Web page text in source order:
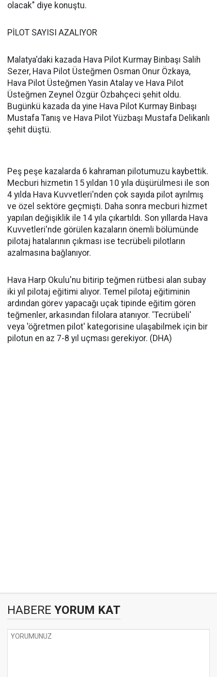
olacak" diye konuştu.
PİLOT SAYISI AZALIYOR
Malatya'daki kazada Hava Pilot Kurmay Binbaşı Salih
Sezer, Hava Pilot Üsteğmen Osman Onur Özkaya,
Hava Pilot Üsteğmen Yasin Atalay ve Hava Pilot
Üsteğmen Zeynel Özgür Özbahçeci şehit oldu.
Bugünkü kazada da yine Hava Pilot Kurmay Binbaşı
Mustafa Tanış ve Hava Pilot Yüzbaşı Mustafa Delikanlı
şehit düştü.
Peş peşe kazalarda 6 kahraman pilotumuzu kaybettik.
Mecburi hizmetin 15 yıldan 10 yıla düşürülmesi ile son
4 yılda Hava Kuvvetleri'nden çok sayıda pilot ayrılmış
ve özel sektöre geçmişti. Daha sonra mecburi hizmet
yapılan değişiklik ile 14 yıla çıkartıldı. Son yıllarda Hava
Kuvvetleri'nde görülen kazaların önemli bölümünde
pilotaj hatalarının çıkması ise tecrübeli pilotların
azalmasına bağlanıyor.
Hava Harp Okulu'nu bitirip teğmen rütbesi alan subay
iki yıl pilotaj eğitimi alıyor. Temel pilotaj eğitiminin
ardından görev yapacağı uçak tipinde eğitim gören
teğmenler, arkasından filolara atanıyor. 'Tecrübeli'
veya 'öğretmen pilot' kategorisine ulaşabilmek için bir
pilotun en az 7-8 yıl uçması gerekiyor. (DHA)
HABERE YORUM KAT